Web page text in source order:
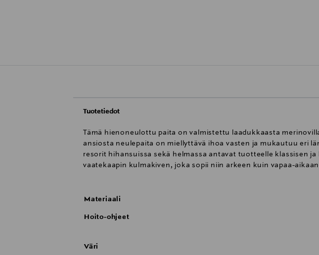
Tuotetiedot
Tämä hienoneulottu paita on valmistettu laadukkaasta
ansiosta neulepaita on miellyttävä ihoa vasten ja mukautuu eri
resorit hihansuissa sekä helmassa antavat tuotteelle klassisen
vaatekaapin kulmakiven, joka sopii niin arkeen kuin vapaa-
Materiaali
Hoito-ohjeet
Väri